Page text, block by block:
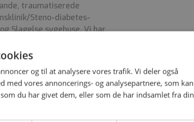
traumatiserede
Steno-diabetes-
Slagelse sygehuse. Vi har
ph.d.-studerende.
samarbejde med vores
af tvang. Vores
af patienter og netværk,
og til at analysere vores trafik. Vi deler også
med vores annoncerings- og analysepartnere, som kan
du har givet dem, eller som de har indsamlet fra din